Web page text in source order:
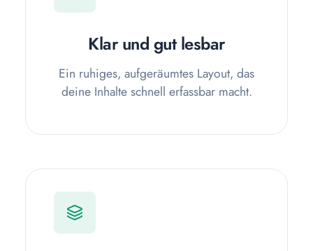
Klar und gut lesbar
Ein ruhiges, aufgeräumtes Layout, das
deine Inhalte schnell erfassbar macht.